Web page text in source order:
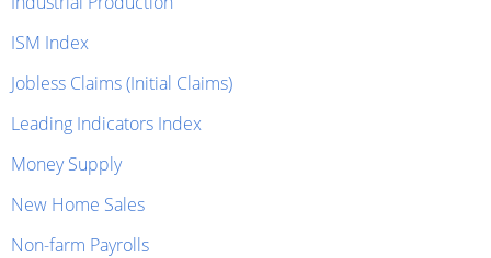
ISM Index
Jobless Claims (Initial Claims)
Leading Indicators Index
Money Supply
New Home Sales
Non-farm Payrolls